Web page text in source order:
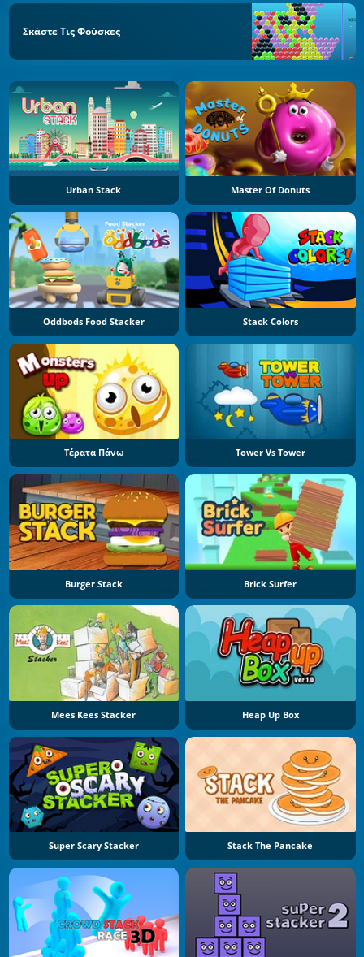
Σκάστε Τις Φούσκες
Urban Stack Master Of Donuts
Oddbods Food Stacker Stack Colors
Τέρατα Πάνω Tower Vs Tower
Burger Stack Brick Surfer
Mees Kees Stacker Heap Up Box
Super Scary Stacker Stack The Pancake